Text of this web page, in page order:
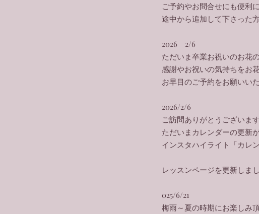
ご予約やお問合せにも便利
途中から追加して下さった
2026 2/6
ただいま卒業お祝いのお花
感謝やお祝いの気持ちをお
お早目のご予約をお願いいた
2026/2/6
ご訪問ありがとうございます
ただいまカレンダーの更新
インスタハイライト「カレ
レッスンページを更新しま
025/6/21
梅雨～夏の時期にお楽しみ